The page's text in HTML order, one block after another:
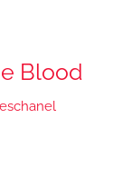
Blood